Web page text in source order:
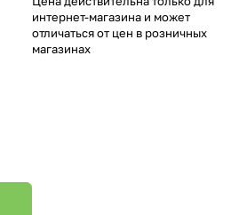
интернет-магазина и может
отличаться от цен в розничных
магазинах